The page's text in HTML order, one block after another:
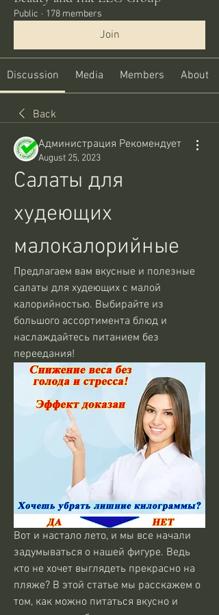
Public · 178 members
Join
Discussion Media Members About
Back
Администрация Рекомендует
August 25, 2023
Салаты для
худеющих
малокалорийные
Предлагаем вам вкусные и полезные
салаты для худеющих с малой
калорийностью. Выбирайте из
большого ассортимента блюд и
наслаждайтесь питанием без
переедания!
Вот и настало лето, и мы все начали
задумываться о нашей фигуре. Ведь
кто не хочет выглядеть прекрасно на
пляже? В этой статье мы расскажем о
том, как можно питаться вкусно и